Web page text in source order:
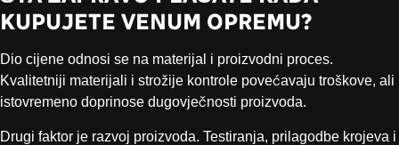
KUPUJETE VENUM OPREMU?
Dio cijene odnosi se na materijal i proizvodni proces.
Kvalitetniji materijali i strožije kontrole povećavaju troškove, ali
istovremeno doprinose dugovječnosti proizvoda.
Drugi faktor je razvoj proizvoda. Testiranja, prilagodbe krojeva i